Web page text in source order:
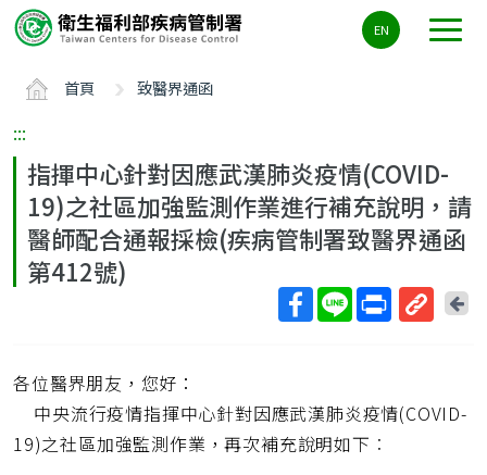
要
ALT+C
EN
首頁 致醫界通函
:::
指揮中心針對因應武漢肺炎疫情(COVID-
19)之社區加強監測作業進行補充說明，請
醫師配合通報採檢(疾病管制署致醫界通函
第412號)
網
回
各位醫界朋友，您好：
中央流行疫情指揮中心針對因應武漢肺炎疫情(COVID-
19)之社區加強監測作業，再次補充說明如下︰